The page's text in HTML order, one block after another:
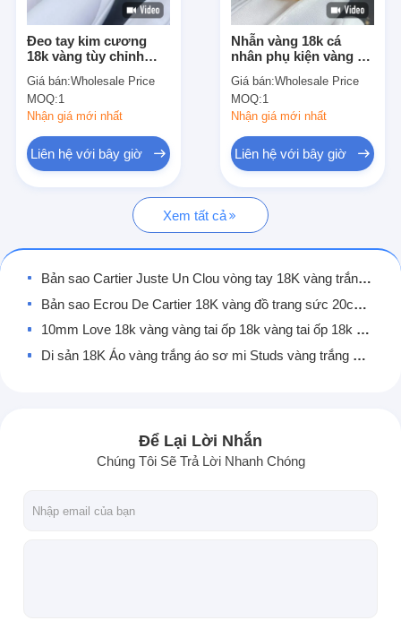
18k vàng phụ kiện
Vòng cổ vàng 18K
Vòng tai bằng vàng 18K
Nhẫn vàng 18k
Vòng tay vàng 18K
Van Cleef Arpels
Đeo tay kim cương
18k vàng tùy chỉnh
đồ trang sức với kim
cương VVS
Giá bán:Wholesale Price
MOQ:1
Nhận giá mới nhất
Liên hệ với bây giờ
Nhẫn vàng 18k cá
nhân phụ kiện vàng đồ
vàng rắn với kim
cương ngọc lục bảo
Giá bán:Wholesale Price
MOQ:1
Nhận giá mới nhất
Liên hệ với bây giờ
Xem tất cả
Bản sao Cartier Juste Un Clou vòng tay 18K vàng trắng đồ trang sức 18 karat vàng bản sao chính
Bản sao Ecrou De Cartier 18K vàng đồ trang sức 20cm Cartier Love Trinity vòng tay
10mm Love 18k vàng vàng tai ốp 18k vàng tai ốp 18k vàng tinh khiết 18k vàng tai
Di sản 18K Áo vàng trắng áo sơ mi Studs vàng trắng kim cương Hoop Bàn tai với Ruby Kim cương
0.95 carat tinh khiết 18k vòng tay vàng vòng tay phụ nữ mô hình nhỏ Cartier tình yêu vòng tay
3.5mm Vàng tinh khiết 18K đồ trang sức vàng vàng Cartier nhỏ Juste Un Clou với kim cương
Vàng tinh khiết 18k trang sức vàng trắng kim cương mạ Cartier 18k tình yêu vòng tay
Để Lại Lời Nhắn
Chúng Tôi Sẽ Trả Lời Nhanh Chóng